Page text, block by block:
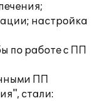
настройка
по работе с ПП
ПП
стали: